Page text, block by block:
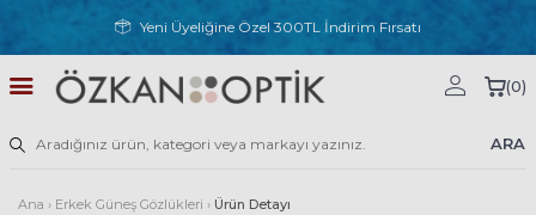
Yeni Üyeliğine Özel 300TL İndirim Fırsatı
ARA
(0)
Ana › Erkek Güneş Gözlükleri › Ürün Detayı